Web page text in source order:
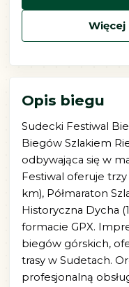
Opis biegu
Sudecki Festiwal
Biegów Szlakiem
odbywająca się w
Festiwal oferuje
km), Półmaraton
Historyczna Dycha
formacie GPX.
biegów górskich,
trasy w Sudetach.
profesjonalną